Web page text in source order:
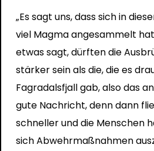
„Es sagt uns, dass sich in
viel Magma angesammelt
etwas sagt, dürften die
stärker sein als die, die es
Fagradalsfjall gab, also das
gute Nachricht, denn dann
schneller und die Menschen
sich Abwehrmaßnahmen